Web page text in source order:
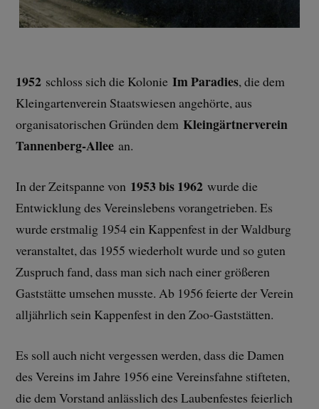
1952 schloss sich die KolonieIm Paradies, die dem
Kleingartenverein Staatswiesen angehörte, aus
organisatorischen Gründen demKleingärtnerverein
Tannenberg-Allee an.
In der Zeitspanne von 1953 bis 1962 wurde die
Entwicklung des Vereinslebens vorangetrieben. Es
wurde erstmalig 1954 ein Kappenfest in der Waldburg
veranstaltet, das 1955 wiederholt wurde und so guten
Zuspruch fand, dass man sich nach einer größeren
Gaststätte umsehen musste. Ab 1956 feierte der Verein
alljährlich sein Kappenfest in den Zoo-Gaststätten.
Es soll auch nicht vergessen werden, dass die Damen
des Vereins im Jahre 1956 eine Vereinsfahne stifteten,
die dem Vorstand anlässlich des Laubenfestes feierlich